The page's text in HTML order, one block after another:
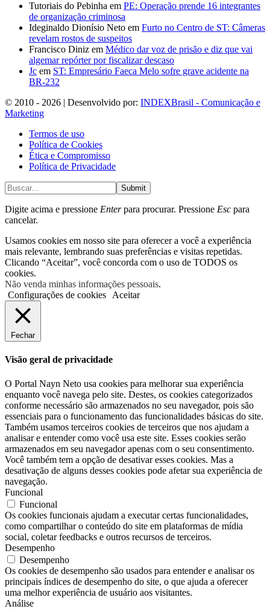
Tutoriais do Pebinha em PE: Operação prende 16 integrantes
de organização criminosa
Ideginaldo Dionísio Neto em Furto no Centro de ST: Câmeras
revelam rostos de suspeitos
Francisco Diniz em Médico dar voz de prisão e diz que vai
algemar repórter por fiscalizar descaso
Jc em ST: Empresário Faeca Melo sofre grave acidente na
BR-232
© 2010 - 2026 | Desenvolvido por: INDEXBrasil - Comunicação e
Marketing
Termos de uso
Política de Cookies
Ética e Compromisso
Política de Privacidade
Submit
Digite acima e pressione Enterpara procurar. Pressione Esc para
cancelar.
Usamos cookies em nosso site para oferecer a você a experiência
mais relevante, lembrando suas preferências e visitas repetidas.
Clicando “Aceitar”, você concorda com o uso de TODOS os
cookies.
Não venda minhas informações pessoais.
Configurações de cookies
Aceitar
Fechar
Visão geral de privacidade
O Portal Nayn Neto usa cookies para melhorar sua experiência
enquanto você navega pelo site. Destes, os cookies categorizados
conforme necessário são armazenados no seu navegador, pois são
essenciais para o funcionamento das funcionalidades básicas do site.
Também usamos terceiros cookies de terceiros que nos ajudam a
analisar e entender como você usa este site. Esses cookies serão
armazenados em seu navegador apenas com o seu consentimento.
Você também tem a opção de desativar esses cookies. Mas a
desativação de alguns desses cookies pode afetar sua experiência de
navegação.
Funcional
Funcional
Os cookies funcionais ajudam a executar certas funcionalidades,
como compartilhar o conteúdo do site em plataformas de mídia
social, coletar feedbacks e outros recursos de terceiros.
Desempenho
Desempenho
Os cookies de desempenho são usados ​​para entender e analisar os
principais índices de desempenho do site, o que ajuda a oferecer
uma melhor experiência de usuário aos visitantes.
Análise